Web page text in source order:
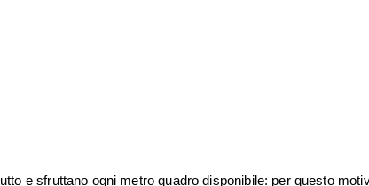
e sfruttano ogni metro quadro disponibile: per questo